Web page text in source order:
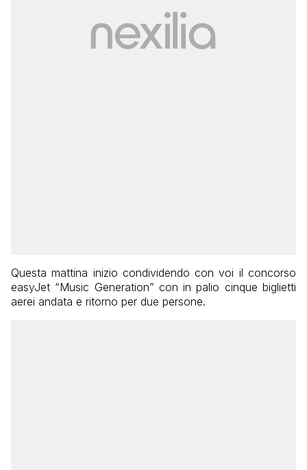
Questa mattina inizio condividendo con voi il concorso
easyJet “Music Generation” con in palio cinque biglietti
aerei andata e ritorno per due persone.